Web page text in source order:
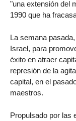
"una extensión del
1990 que ha
La semana
Israel, para
éxito en atraer
represión de la
capital, en el
maestros.
Propulsado por las